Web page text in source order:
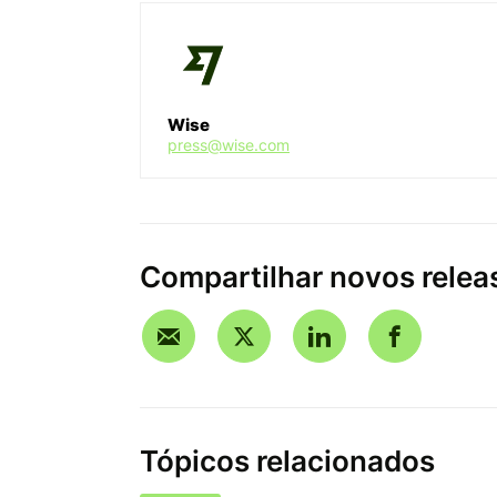
Wise
press@wise.com
Compartilhar novos
Tópicos relacionados